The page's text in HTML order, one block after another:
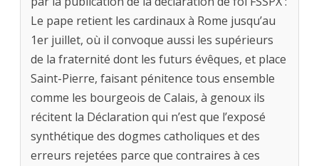
Le pape retient les cardinaux à Rome jusqu’au
1er juillet, où il convoque aussi les supérieurs
de la fraternité dont les futurs évêques, et place
Saint-Pierre, faisant pénitence tous ensemble
comme les bourgeois de Calais, à genoux ils
récitent la Déclaration qui n’est que l’exposé
synthétique des dogmes catholiques et des
erreurs rejetées parce que contraires à ces